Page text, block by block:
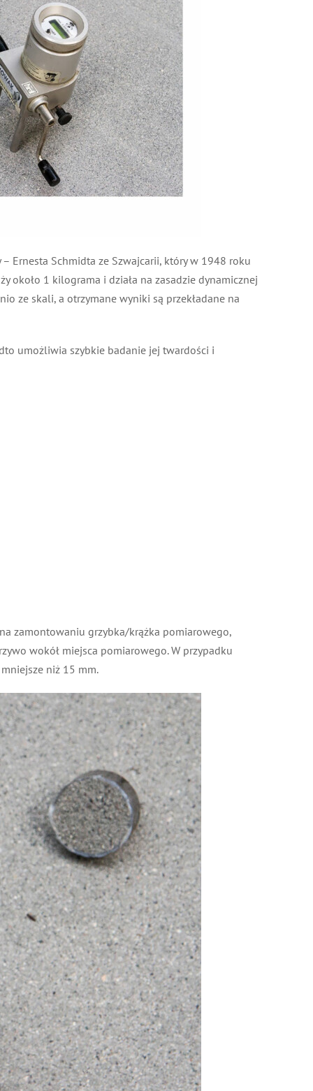
Ernesta Schmidta ze Szwajcarii, który w 1948 roku
około 1 kilograma i działa na zasadzie dynamicznej
ze skali, a otrzymane wyniki są przekładane na
umożliwia szybkie badanie jej twardości i
zamontowaniu grzybka/krążka pomiarowego,
wokół miejsca pomiarowego. W przypadku
niż 15 mm.